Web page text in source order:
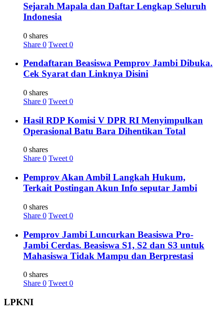
Sejarah Mapala dan Daftar Lengkap Seluruh
Indonesia
0 shares
Share 0 Tweet 0
Pendaftaran Beasiswa Pemprov Jambi Dibuka.
Cek Syarat dan Linknya Disini
0 shares
Share 0 Tweet 0
Hasil RDP Komisi V DPR RI Menyimpulkan
Operasional Batu Bara Dihentikan Total
0 shares
Share 0 Tweet 0
Pemprov Akan Ambil Langkah Hukum,
Terkait Postingan Akun Info seputar Jambi
0 shares
Share 0 Tweet 0
Pemprov Jambi Luncurkan Beasiswa Pro-
Jambi Cerdas. Beasiswa S1, S2 dan S3 untuk
Mahasiswa Tidak Mampu dan Berprestasi
0 shares
Share 0 Tweet 0
LPKNI